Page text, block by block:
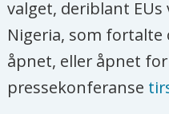
valget, deriblant
Nigeria, som fortalte
åpnet, eller åpnet
pressekonferanse